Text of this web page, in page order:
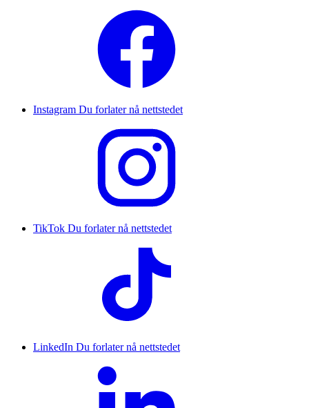
Instagram Du forlater nå nettstedet
TikTok Du forlater nå nettstedet
LinkedIn Du forlater nå nettstedet